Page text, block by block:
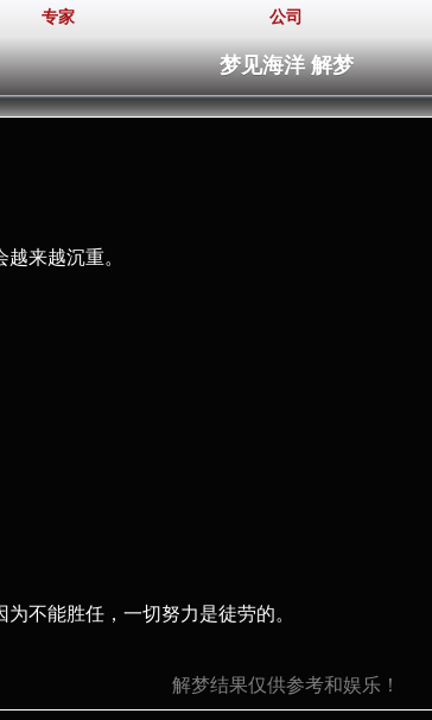
专家 公司
梦见海洋 解梦
来越沉重。
不能胜任，一切努力是徒劳的。
解梦结果仅供参考和娱乐！